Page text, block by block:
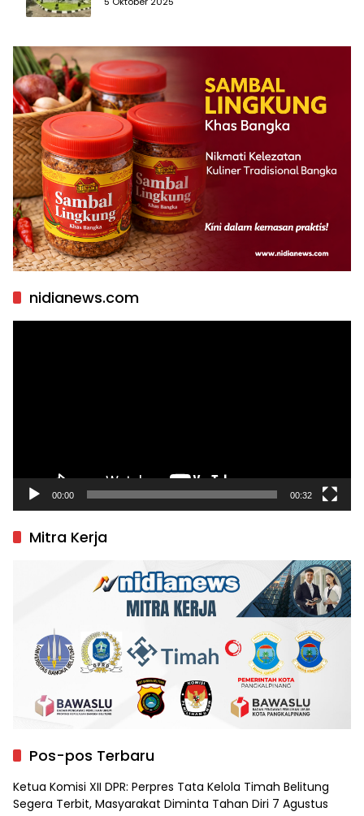
nidianews.com
00:00 00:32
Mitra Kerja
Pos-pos Terbaru
Ketua Komisi XII DPR: Perpres Tata Kelola Timah Belitung
Segera Terbit, Masyarakat Diminta Tahan Diri 7 Agustus